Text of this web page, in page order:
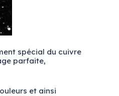
spécial du cuivre
parfaite,
et ainsi